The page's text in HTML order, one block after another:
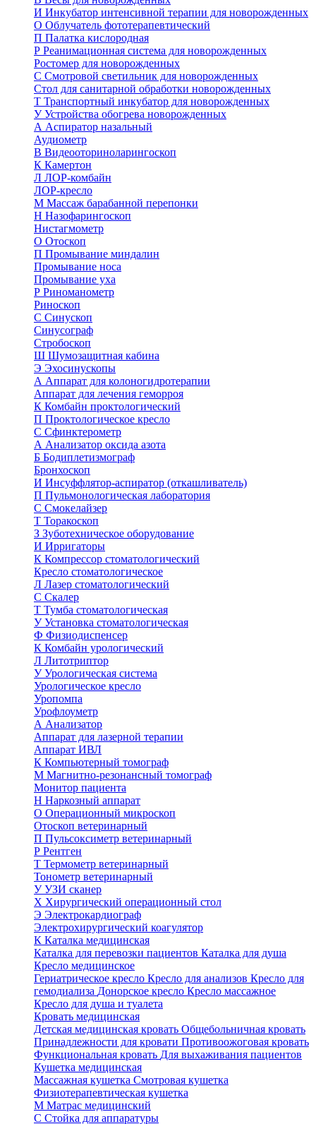
И Инкубатор интенсивной терапии для новорожденных
О Облучатель фототерапевтический
П Палатка кислородная
Р Реанимационная система для новорожденных
Ростомер для новорожденных
С Смотровой светильник для новорожденных
Стол для санитарной обработки новорожденных
Т Транспортный инкубатор для новорожденных
УУстройства обогрева новорожденных
А Аспиратор назальный
Аудиометр
В Видеооториноларингоскоп
К Камертон
Л ЛОР-комбайн
ЛОР-кресло
М Массаж барабанной перепонки
Н Назофарингоскоп
Нистагмометр
О Отоскоп
П Промывание миндалин
Промывание носа
Промывание уха
Р Риноманометр
Риноскоп
С Синускоп
Синусограф
Стробоскоп
Ш Шумозащитная кабина
Э Эхосинускопы
А Аппарат для колоногидротерапии
Аппарат для лечения геморроя
К Комбайн проктологический
П Проктологическое кресло
С Сфинктерометр
А Анализатор оксида азота
Б Бодиплетизмограф
Бронхоскоп
И Инсуффлятор-аспиратор (откашливатель)
П Пульмонологическая лаборатория
С Смокелайзер
Т Торакоскоп
З Зуботехническое оборудование
И Ирригаторы
К Компрессор стоматологический
Кресло стоматологическое
Л Лазер стоматологический
С Скалер
Т Тумба стоматологическая
УУстановка стоматологическая
Ф Физиодиспенсер
К Комбайн урологический
Л Литотриптор
УУрологическая система
Урологическое кресло
Уропомпа
Урофлоуметр
А Анализатор
Аппарат для лазерной терапии
Аппарат ИВЛ
К Компьютерный томограф
М Магнитно-резонансный томограф
Монитор пациента
Н Наркозный аппарат
О Операционный микроскоп
Отоскоп ветеринарный
П Пульсоксиметр ветеринарный
Р Рентген
Т Термометр ветеринарный
Тонометр ветеринарный
УУЗИ сканер
Х Хирургический операционный стол
Э Электрокардиограф
Электрохирургический коагулятор
К Каталка медицинская
Каталка для перевозки пациентов Каталка для душа
Кресло медицинское
Гериатрическое кресло Кресло для анализов Кресло для
гемодиализа Донорское кресло Кресло массажное
Кресло для душа и туалета
Кровать медицинская
Детская медицинская кровать Общебольничная кровать
Принадлежности для кровати Противоожоговая кровать
Функциональная кровать Для выхаживания пациентов
Кушетка медицинская
Массажная кушетка Смотровая кушетка
Физиотерапевтическая кушетка
М Матрас медицинский
С Стойка для аппаратуры